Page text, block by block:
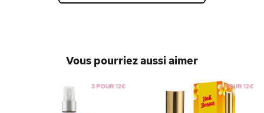
Vous pourriez aussi aimer